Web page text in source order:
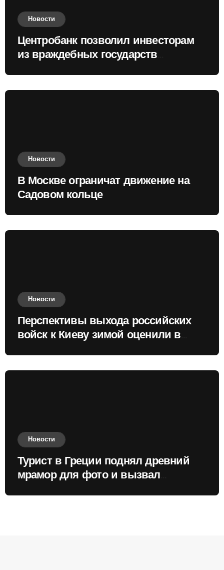
Новости
Центробанк позволил инвесторам
из враждебных государств
Новости
В Москве ограничат движение на
Садовом кольце
Новости
Перспективы выхода российских
войск к Киеву зимой оценили в
Новости
Турист в Греции поднял древний
мрамор для фото и вызвал